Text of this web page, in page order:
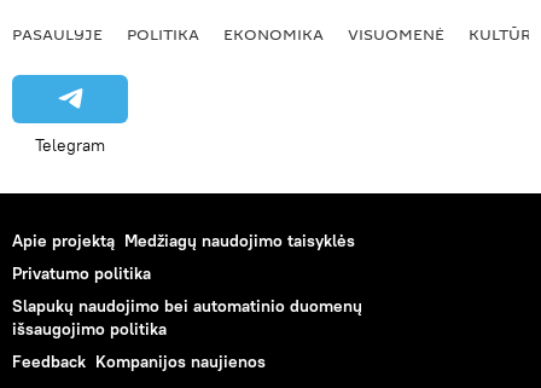
PASAULYJE POLITIKA EKONOMIKA VISUOMENĖ KULTŪRA
Telegram
Apie projektą Medžiagų naudojimo taisyklės
Privatumo politika
Slapukų naudojimo bei automatinio duomenų
išsaugojimo politika
Feedback Kompanijos naujienos